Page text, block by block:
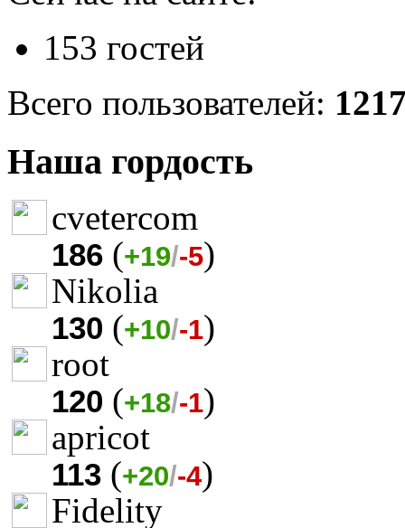
153 гостей
Всего пользователей:
Наша гордость
cvetercom
186 (+19/-5)
Nikolia
130 (+10/-1)
root
120 (+18/-1)
apricot
113 (+20/-4)
Fidelity